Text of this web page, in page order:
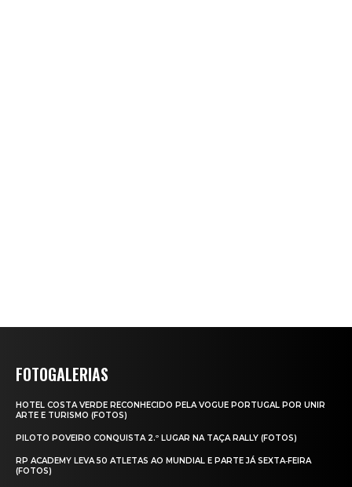
FOTOGALERIAS
HOTEL COSTA VERDE RECONHECIDO PELA VOGUE PORTUGAL POR UNIR
ARTE E TURISMO (FOTOS)
PILOTO POVEIRO CONQUISTA 2.º LUGAR NA TAÇA RALLY (FOTOS)
RP ACADEMY LEVA 50 ATLETAS AO MUNDIAL E PARTE JÁ SEXTA‑FEIRA
(FOTOS)